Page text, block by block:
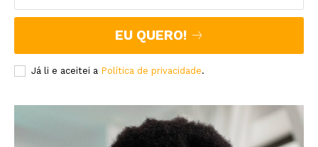
EU QUERO!
Já li e aceitei a Política de privacidade.